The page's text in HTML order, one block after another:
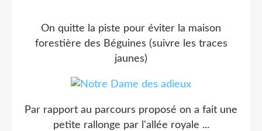
On quitte la piste pour éviter la maison
forestière des Béguines (suivre les traces
jaunes)
Par rapport au parcours proposé on a fait une
petite rallonge par l'allée royale ...